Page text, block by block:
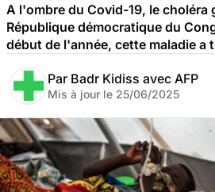
A l'ombre du Covid-19, le choléra
République démocratique du
début de l'année, cette maladie a
Par Badr Kidiss avec AFP
Mis à jour le 25/06/2025